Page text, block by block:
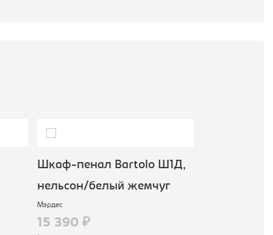
Шкаф-пенал Bartolo Ш1Д,
нельсон/белый жемчуг
Мэрдес
15 390 ₽